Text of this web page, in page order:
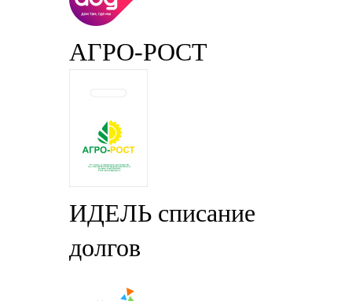
АГРО-РОСТ
ИДЕЛЬ списание
долгов